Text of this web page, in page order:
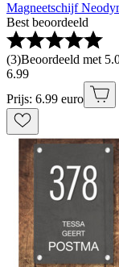
Magneetschijf
Best beoordeeld
(3)Beoordeeld met
6.99
Prijs: 6.99 euro